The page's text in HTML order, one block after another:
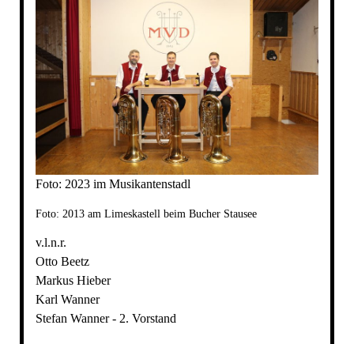
Foto: 2023 im Musikantenstadl
Foto: 2013 am Limeskastell beim Bucher Stausee
v.l.n.r.
Otto Beetz
Markus Hieber
Karl Wanner
Stefan Wanner - 2. Vorstand